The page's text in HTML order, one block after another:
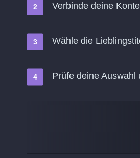
Verbinde deine
Wähle die
Prüfe deine Auswahl